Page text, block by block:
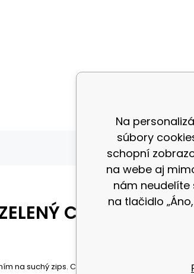
CHRÁNIČ
na suchý zips. Chránič skvele padne na Vašu
Na
súbory
schopní
na webe aj
nám neudelíte
na tlačidlo